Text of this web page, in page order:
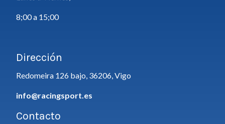
8;00 a 15;00
Dirección
Redomeira 126 bajo, 36206, Vigo
info@racingsport.es
Contacto